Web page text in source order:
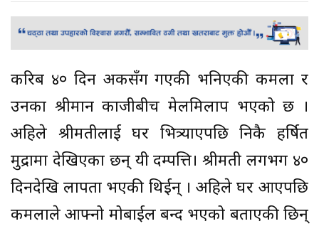
करिब ४० दिन अर्कैसँग गएकी भनिएकी कमला र
उनका श्रीमान काजीबीच मेलमिलाप भएको छ ।
अहिले श्रीमतीलाई घर भित्र्याएपछि निकै हर्षित
मुद्रामा देखिएका छन् यी दम्पत्ति। श्रीमती लगभग ४०
दिनदेखि लापता भएकी थिईन् । अहिले घर आएपछि
कमलाले आफ्नो मोबाईल बन्द भएको बताएकी छिन्